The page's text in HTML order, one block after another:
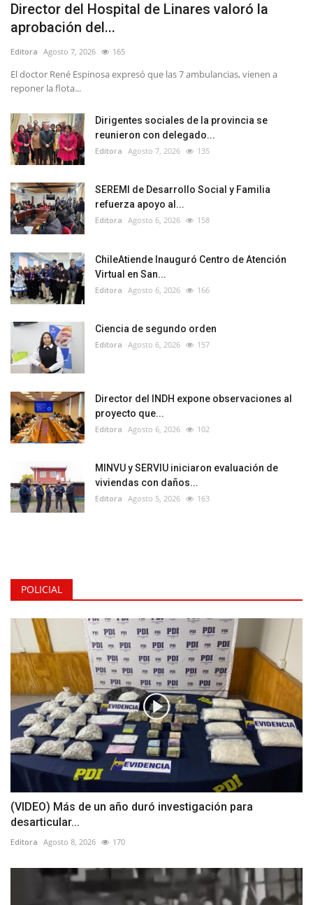
Director del Hospital de Linares valoró la
aprobación del...
Editora Agosto 7, 2026 165
El doctor René Espinosa expresó que las 7 ambulancias, vienen a
reponer la flota...
Dirigentes sociales de la provincia se
reunieron con delegado...
Editora Agosto 7, 2026 135
SEREMI de Desarrollo Social y Familia
refuerza apoyo al...
Editora Agosto 6, 2026 158
ChileAtiende Inauguró Centro de Atención
Virtual en San...
Editora Agosto 6, 2026 166
Ciencia de segundo orden
Editora Agosto 6, 2026 157
Director del INDH expone observaciones al
proyecto que...
Editora Agosto 6, 2026 102
MINVU y SERVIU iniciaron evaluación de
viviendas con daños...
Editora Agosto 5, 2026 163
POLICIAL
(VIDEO) Más de un año duró investigación para
desarticular...
Editora Agosto 8, 2026 170